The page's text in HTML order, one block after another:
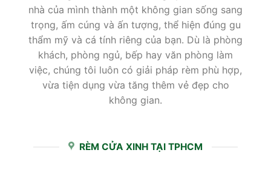
nhà của mình thành một không gian sống sang
trọng, ấm cúng và ấn tượng, thể hiện đúng gu
thẩm mỹ và cá tính riêng của bạn. Dù là phòng
khách, phòng ngủ, bếp hay văn phòng làm
việc, chúng tôi luôn có giải pháp rèm phù hợp,
vừa tiện dụng vừa tăng thêm vẻ đẹp cho
không gian.
RÈM CỬA XINH TẠI TPHCM